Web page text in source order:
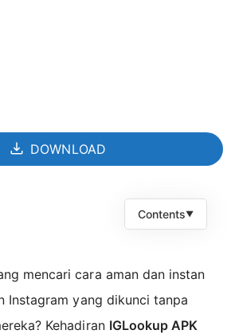
DOWNLOAD
Contents▼
mencari cara aman dan instan
Instagram yang dikunci tanpa
Kehadiran IGLookup APK